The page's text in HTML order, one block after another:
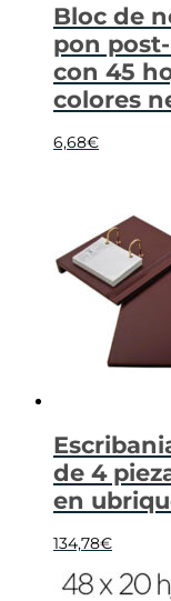
Bloc de
pon
con 45
colores
6,68€
de 4
en
134,78€